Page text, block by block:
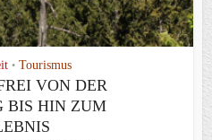
• Tourismus
VON DER
BIS HIN ZUM